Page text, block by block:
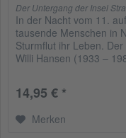
Der Untergang der Insel
In der Nacht vom 11.
tausende Menschen in
Sturmflut ihr Leben.
Willi Hansen (1933 –
14,95 € *
Merken